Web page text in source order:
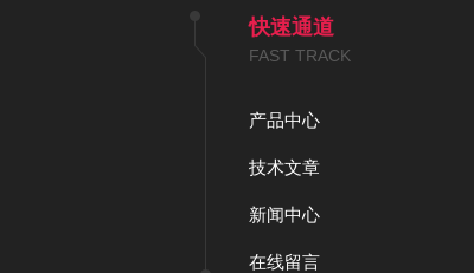
快速通道
FAST TRACK
产品中心
技术文章
新闻中心
在线留言